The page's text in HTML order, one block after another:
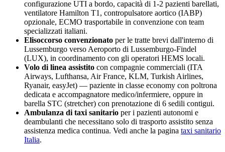
configurazione UTI a bordo, capacità di 1-2 pazienti barellati,
ventilatore Hamilton T1, contropulsatore aortico (IABP)
opzionale, ECMO trasportabile in convenzione con team
specializzati italiani.
Elisoccorso convenzionato per le tratte brevi dall'interno di
Lussemburgo versoAeroporto di Lussemburgo-Findel
(LUX), in coordinamento con gli operatori HEMS locali.
Volo di linea assistito con compagnie commerciali (ITA
Airways, Lufthansa, Air France, KLM, Turkish Airlines,
Ryanair, easyJet) — paziente in classe economy con poltrona
dedicata e accompagnatore medico/infermiere, oppure in
barella STC (stretcher) con prenotazione di 6 sedili contigui.
Ambulanza di taxi sanitario per i pazienti autonomi e
deambulanti che necessitano solo di trasporto assistito senza
assistenza medica continua. Vedi anche la pagina taxi sanitario
Italia.